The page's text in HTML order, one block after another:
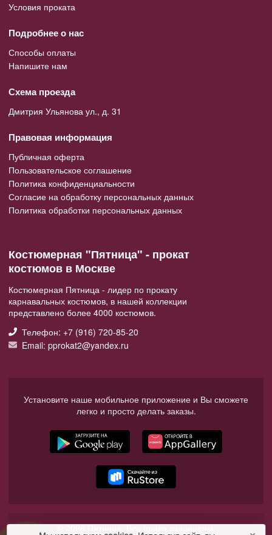
Условия проката
Подробнее о нас
Способы оплаты
Напишите нам
Схема проезда
Дмитрия Ульянова ул., д. 31
Правовая информация
Публичная оферта
Пользовательское соглашение
Политика конфиденциальности
Согласие на обработку персональных данных
Политика обработки персональных данных
Костюмерная "Пятница" - прокат
костюмов в Москве
Костюмерная Пятница - лидер по прокату
карнавальных костюмов, в нашей коллекции
представлено более 4000 костюмов.
Телефон: +7 (916) 720-85-20
Email: pprokat2@yandex.ru
Установите наше мобильное приложение и Вы сможете
легко и просто делать заказы.
© 2026 Пятница. Все права защищены.